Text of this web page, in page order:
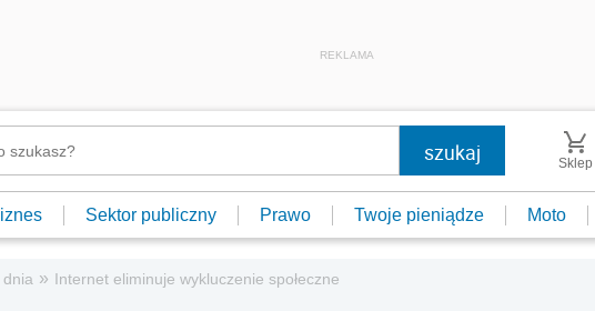
REKLAMA
Sklep
Sektor publiczny Prawo Twoje pieniądze Moto
dnia » Internet eliminuje wykluczenie społeczne